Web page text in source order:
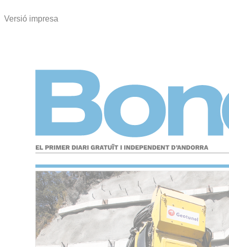
Versió impresa